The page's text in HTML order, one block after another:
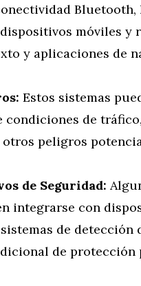
Bluetooth,
móviles y
y aplicaciones de
Estos sistemas
condiciones de
otros peligros
de Seguridad:
integrarse con
de detección
de protección